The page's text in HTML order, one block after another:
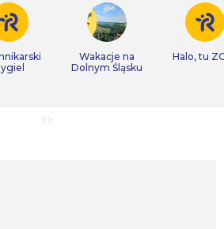
Wakacje na
Dolnym Śląsku
Halo, tu